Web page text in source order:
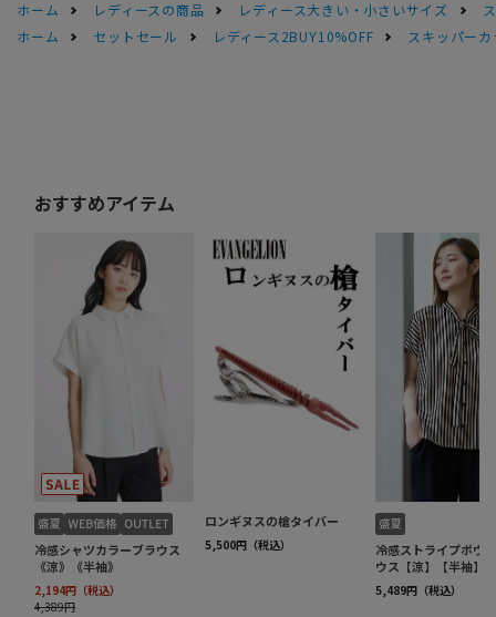
ホーム
レディースの商品 レディース大きい・小さいサイズ
ホーム
セットセール レディース2BUY10%OFF スキッパー